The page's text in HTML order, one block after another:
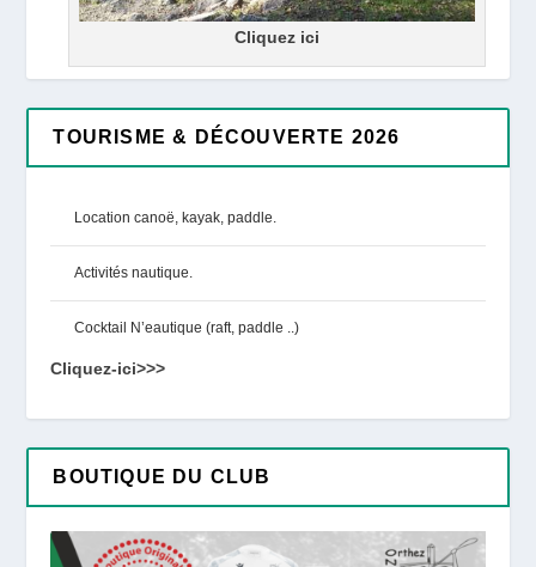
Cliquez ici
TOURISME & DÉCOUVERTE 2026
Location canoë, kayak, paddle.
Activités nautique.
Cocktail N’eautique (raft, paddle ..)
Cliquez-ici>>>
BOUTIQUE DU CLUB